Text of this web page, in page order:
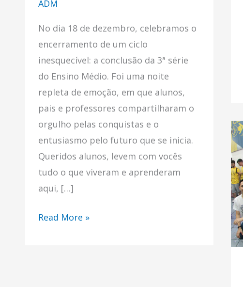
ADM
No dia 18 de dezembro, celebramos o
encerramento de um ciclo
inesquecível: a conclusão da 3ª série
do Ensino Médio. Foi uma noite
repleta de emoção, em que alunos,
pais e professores compartilharam o
orgulho pelas conquistas e o
entusiasmo pelo futuro que se inicia.
Queridos alunos, levem com vocês
tudo o que viveram e aprenderam
aqui, […]
Read More »